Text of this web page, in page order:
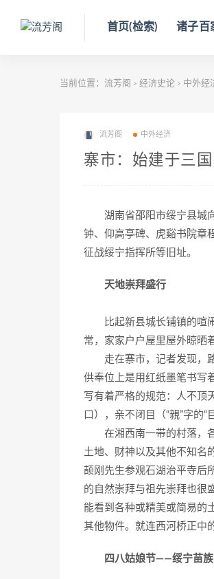
首页(检索) 诸子百
当前位置： 流芳阁 > 经济史论 > 中外经
流芳阁 中外经济
寨市：始建于三
湖南省邵阳市绥宁县城向
钟、仰高亭碑、虎谿书院章
征战绥宁指挥所等旧址。
天地崇拜盛行
比起新县城长铺镇的喧闹
常，家家户户屋里屋外晾晒
走在寨市，记者发现，路
供奉位上是用红纸墨笔书写
写有着严格的规范：人不顶
口），亲不闭目（“親”字的
在湘西南一带的村落，各
土地、财神以及其他不知名
颉刚先生参观石湖治平寺后
的自然崇拜与祖先崇拜也很
能看到各种或精美或简易的
其他物件。就连西河桥正中
四八姑娘节——绥宁苗族